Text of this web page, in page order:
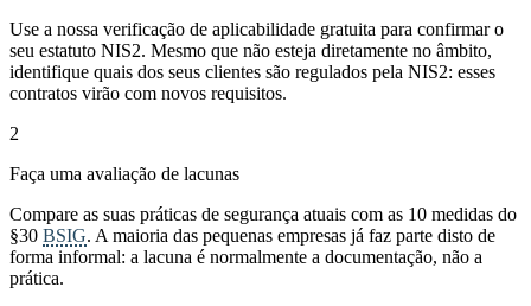
Use a nossa verificação de aplicabilidade gratuita para confirmar o
seu estatuto NIS2. Mesmo que não esteja diretamente no âmbito,
identifique quais dos seus clientes são regulados pela NIS2: esses
contratos virão com novos requisitos.
2
Faça uma avaliação de lacunas
Compare as suas práticas de segurança atuais com as 10 medidas do
§30 BSIG. A maioria das pequenas empresas já faz parte disto de
forma informal: a lacuna é normalmente a documentação, não a
prática.